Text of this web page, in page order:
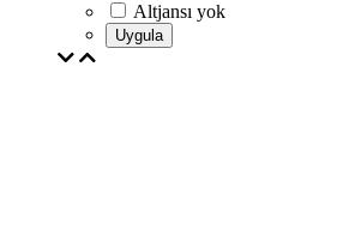
Altjansı yok
Uygula